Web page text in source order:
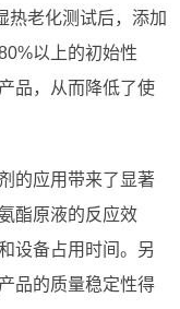
热老化测试后，添加
以上的初始性
品，从而降低了使
的应用带来了显著
酯原液的反应效
设备占用时间。另
品的质量稳定性得